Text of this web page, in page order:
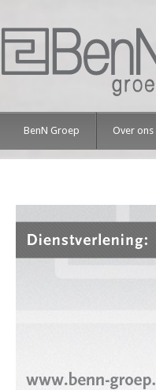
BenN Groep Over ons